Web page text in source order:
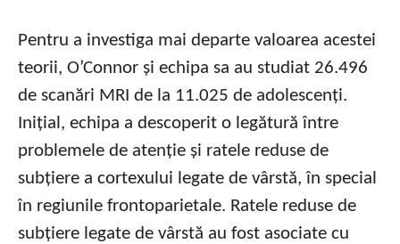
Pentru a investiga mai departe valoarea acestei
teorii, O’Connor și echipa sa au studiat 26.496
de scanări MRI de la 11.025 de adolescenți.
Inițial, echipa a descoperit o legătură între
problemele de atenție și ratele reduse de
subțiere a cortexului legate de vârstă, în special
în regiunile frontoparietale. Ratele reduse de
subțiere legate de vârstă au fost asociate cu